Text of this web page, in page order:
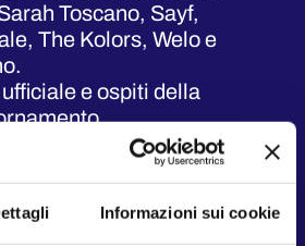
Informazioni sui cookie
Toscano, Sayf,
The Kolors, Welo e
e ospiti della
ore 18:00. Evento dalle
con registrazione